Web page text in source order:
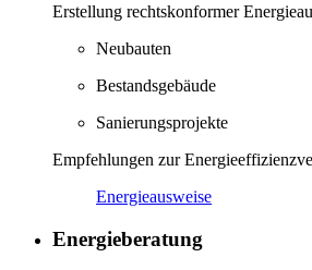
Erstellung rechtskonformer
Neubauten
Bestandsgebäude
Sanierungsprojekte
Empfehlungen zur
Energieausweise
Energieberatung